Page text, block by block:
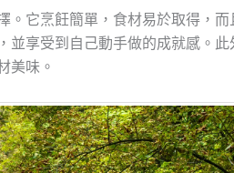
它烹飪簡單，食材易於取得，
享受到自己動手做的成就感。
美味。